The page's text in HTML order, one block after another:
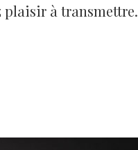
plaisir à transmettre.